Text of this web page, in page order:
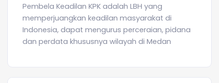
Pembela Keadilan KPK adalah LBH yang
memperjuangkan keadilan masyarakat di
Indonesia, dapat mengurus perceraian, pidana
dan perdata khususnya wilayah di Medan